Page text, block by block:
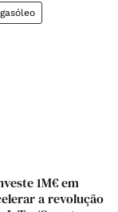
gasóleo
1M€ em
a revolução